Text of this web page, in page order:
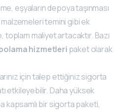
eşyaların depoya taşınması
temini gibi ek
maliyet artacaktır. Bazı
hizmetleri paket olarak
için talep ettiğiniz sigorta
etkileyebilir. Daha yüksek
kapsamlı bir sigorta paketi,